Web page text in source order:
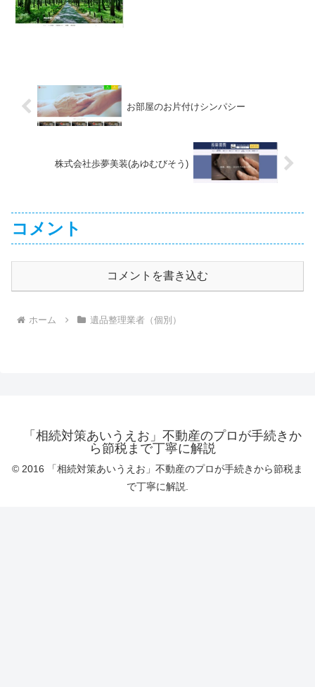
お部屋のお片付けシンパシー
株式会社歩夢美装(あゆむびそう)
コメント
コメントを書き込む
ホーム 遺品整理業者（個別）
「相続対策あいうえお」不動産のプロが手続きか
ら節税まで丁寧に解説
© 2016 「相続対策あいうえお」不動産のプロが手続きから節税ま
で丁寧に解説.